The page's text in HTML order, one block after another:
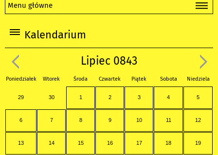
Menu główne
Kalendarium
Lipiec 0843
Poniedziałek Wtorek Środa Czwartek Piątek Sobota Niedziela
29 30 1 2 3 4 5
6 7 8 9 10 11 12
13 14 15 16 17 18 19